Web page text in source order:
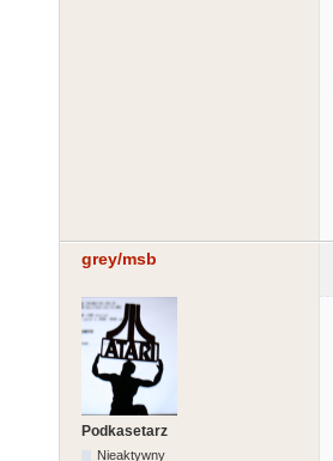
grey/msb
Podkasetarz
Nieaktywny